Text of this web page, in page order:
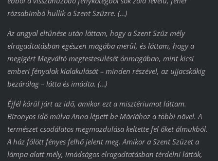
rózsabimbó hullik a Szent Szűzre. (…)
Az angyal eltűnése után láttam, hogy a Szent Szűz mély
elragadtatásban egészen magába merül, és láttam, hogy a
megígért Megváltó megtestesülését önmagában, mint kicsi
emberi fényalak kialakulását – minden részével, az ujjacskákig
bezárólag – látta és imádta. (…)
Éjfél körül járt az idő, amikor ezt a misztériumot láttam.
Bizonyos idő múlva Anna lépett be Máriához a többi nővel. A
természet csodálatos megmozdulása keltette fel őket álmukból.
A ház fölött fényes felhő jelent meg. Amikor a Szent Szüzet a
lámpa alatt mély, imádságos elragadtatásban térdelni látták,